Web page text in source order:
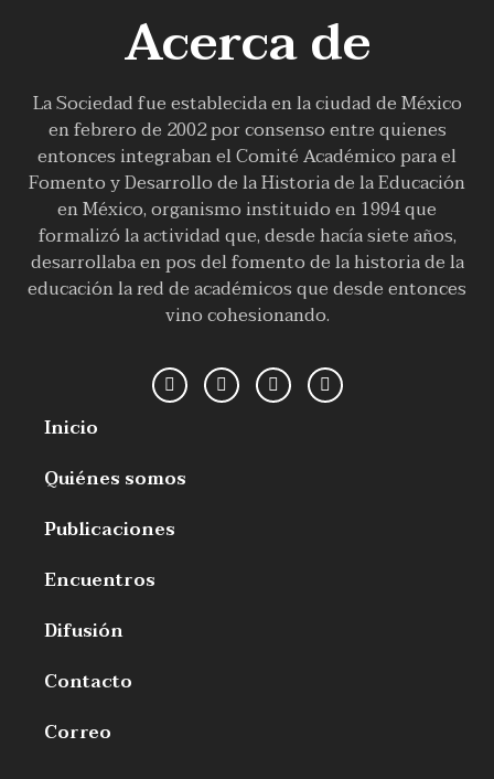
Acerca de
La Sociedad fue establecida en la ciudad de México
en febrero de 2002 por consenso entre quienes
entonces integraban el Comité Académico para el
Fomento y Desarrollo de la Historia de la Educación
en México, organismo instituido en 1994 que
formalizó la actividad que, desde hacía siete años,
desarrollaba en pos del fomento de la historia de la
educación la red de académicos que desde entonces
vino cohesionando.
Inicio
Quiénes somos
Publicaciones
Encuentros
Difusión
Contacto
Correo